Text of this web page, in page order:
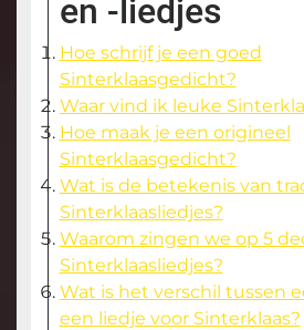
en -liedjes
Hoe schrijf je een goed
Sinterklaasgedicht?
Waar vind ik leuke
Hoe maak je een origineel
Sinterklaasgedicht?
Wat is de betekenis van
Sinterklaasliedjes?
Waarom zingen we op 5
Sinterklaasliedjes?
Wat is het verschil tussen
een liedje voor Sinterklaas?